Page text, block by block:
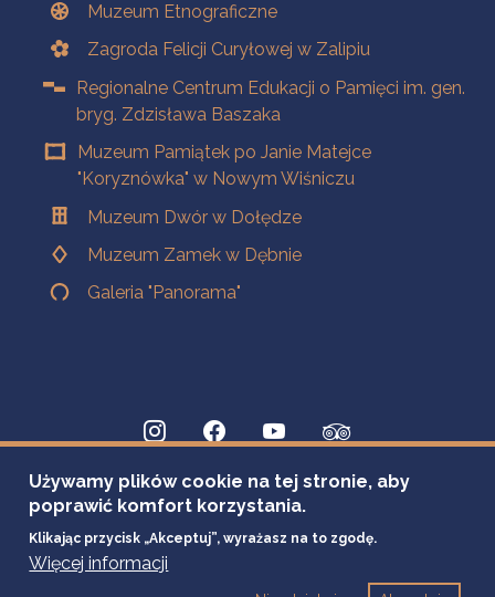
Muzeum Etnograficzne
Zagroda Felicji Curyłowej w Zalipiu
Regionalne Centrum Edukacji o Pamięci im. gen.
bryg. Zdzisława Baszaka
Muzeum Pamiątek po Janie Matejce
"Koryznówka" w Nowym Wiśniczu
Muzeum Dwór w Dołędze
Muzeum Zamek w Dębnie
Galeria "Panorama"
Używamy plików cookie na tej stronie, aby
poprawić komfort korzystania.
Klikając przycisk „Akceptuj”, wyrażasz na to zgodę.
Więcej informacji